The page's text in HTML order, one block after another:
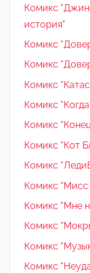
Комикс
история"
Комикс
Комикс
Комикс
Комикс
Комикс
Комикс "Кот
Комикс
Комикс
Комикс "Мне
Комикс
Комикс
Комикс